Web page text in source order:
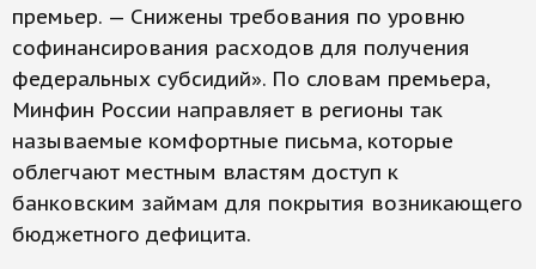
премьер. — Снижены требования по уровню
софинансирования расходов для получения
федеральных субсидий». По словам премьера,
Минфин России направляет в регионы так
называемые комфортные письма, которые
облегчают местным властям доступ к
банковским займам для покрытия возникающего
бюджетного дефицита.